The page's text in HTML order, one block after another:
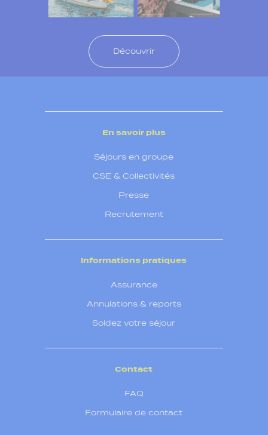
Découvrir
En savoir plus
Séjours en groupe
CSE & Collectivités
Presse
Recrutement
Informations pratiques
Assurance
Annulations & reports
Soldez votre séjour
Contact
FAQ
Formulaire de contact